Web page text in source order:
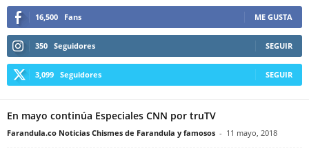
16,500 Fans ME GUSTA
350 Seguidores SEGUIR
3,099 Seguidores SEGUIR
En mayo continúa Especiales CNN por truTV
Farandula.co Noticias Chismes de Farandula y famosos - 11 mayo, 2018